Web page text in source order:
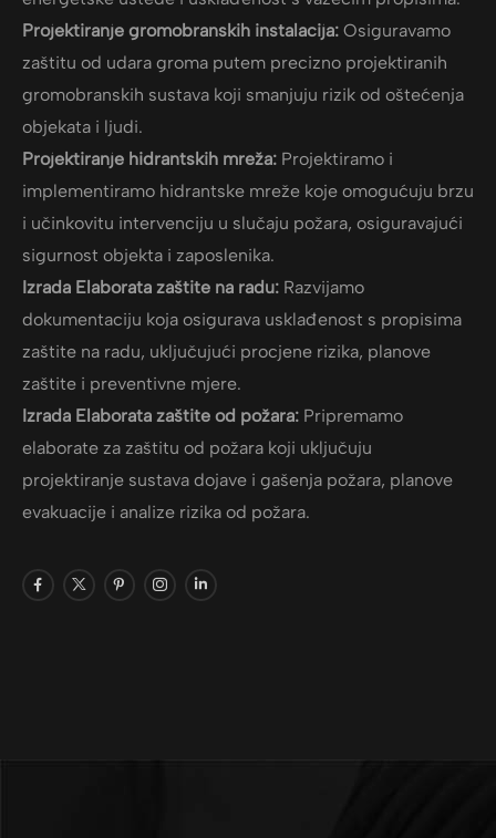
Projektiranje gromobranskih instalacija: Osiguravamo
zaštitu od udara groma putem precizno projektiranih
gromobranskih sustava koji smanjuju rizik od oštećenja
objekata i ljudi.
Projektiranje hidrantskih mreža: Projektiramo i
implementiramo hidrantske mreže koje omogućuju brzu
i učinkovitu intervenciju u slučaju požara, osiguravajući
sigurnost objekta i zaposlenika.
Izrada Elaborata zaštite na radu: Razvijamo
dokumentaciju koja osigurava usklađenost s propisima
zaštite na radu, uključujući procjene rizika, planove
zaštite i preventivne mjere.
Izrada Elaborata zaštite od požara: Pripremamo
elaborate za zaštitu od požara koji uključuju
projektiranje sustava dojave i gašenja požara, planove
evakuacije i analize rizika od požara.